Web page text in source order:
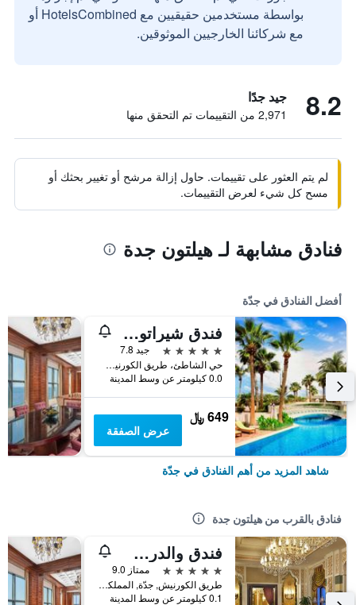
بواسطة مستخدمين حقيقيين مع HotelsCombined أو
مع شركائنا الخارجيين الموثوقين.
8.2 جيد جدًا
2,971 من التقييمات تم التحقق منها
لم يتم العثور على تقييمات. حاول إزالة مرشح أو تغيير بحثك أو
مسح كل شيء لعرض التقييمات.
فنادق مشابهة لـ هيلتون جدة
أفضل الفنادق في جدّة
فندق شيراتون جدة
5 نجوم
جيد 7.8
حي الشاطئ، طريق الكورنيش, جدّة, المملكة العربية السعودية
0.0 كيلومتر عن وسط المدينة
649 ﷼
عرض الصفقة
شاهد المزيد من أهم الفنادق في جدّة
فنادق بالقرب من هيلتون جدة
فندق والدرف أستوريا جدة - قصر الشرق
5 نجوم
ممتاز 9.0
طريق الكورنيش, جدّة, المملكة العربية السعودية
0.1 كيلومتر عن وسط المدينة